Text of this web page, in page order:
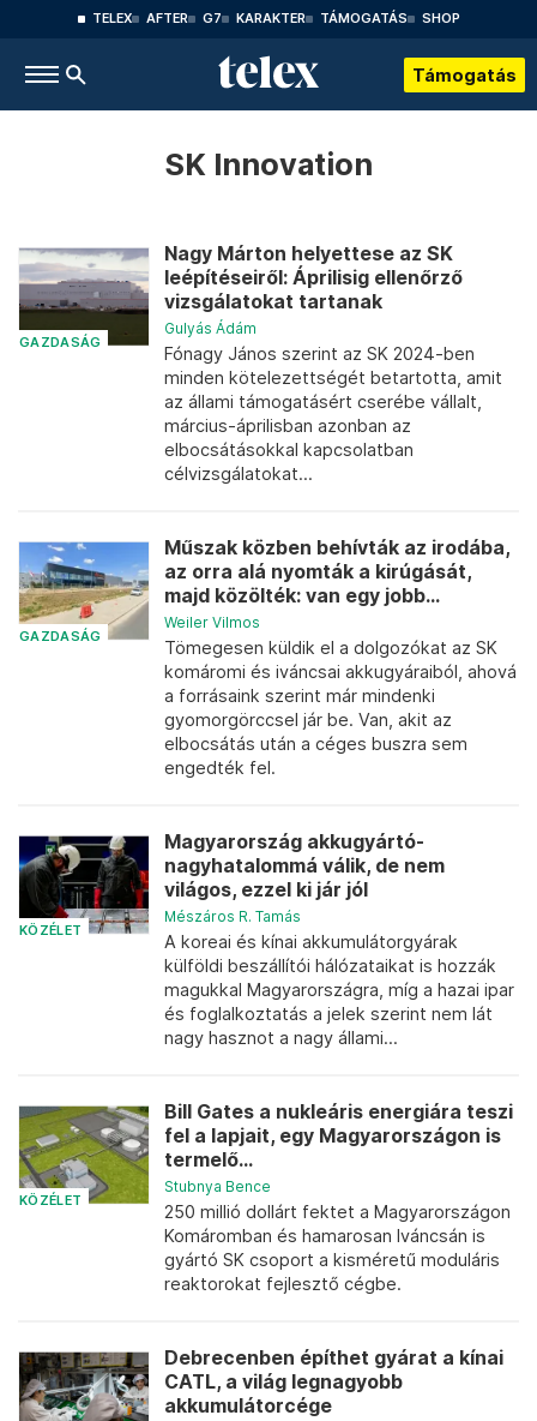
TELEX AFTER G7 KARAKTER TÁMOGATÁS SHOP
Támogatás
SK Innovation
GAZDASÁG
Nagy Márton helyettese az SK
leépítéseiről: Áprilisig ellenőrző
vizsgálatokat tartanak
Gulyás Ádám
Fónagy János szerint az SK 2024-ben
minden kötelezettségét betartotta, amit
az állami támogatásért cserébe vállalt,
március-áprilisban azonban az
elbocsátásokkal kapcsolatban
célvizsgálatokat...
GAZDASÁG
Műszak közben behívták az irodába,
az orra alá nyomták a kirúgását,
majd közölték: van egy jobb...
Weiler Vilmos
Tömegesen küldik el a dolgozókat az SK
komáromi és iváncsai akkugyáraiból, ahová
a forrásaink szerint már mindenki
gyomorgörccsel jár be. Van, akit az
elbocsátás után a céges buszra sem
engedték fel.
KÖZÉLET
Magyarország akkugyártó-
nagyhatalommá válik, de nem
világos, ezzel ki jár jól
Mészáros R. Tamás
A koreai és kínai akkumulátorgyárak
külföldi beszállítói hálózataikat is hozzák
magukkal Magyarországra, míg a hazai ipar
és foglalkoztatás a jelek szerint nem lát
nagy hasznot a nagy állami...
KÖZÉLET
Bill Gates a nukleáris energiára teszi
fel a lapjait, egy Magyarországon is
termelő...
Stubnya Bence
250 millió dollárt fektet a Magyarországon
Komáromban és hamarosan Iváncsán is
gyártó SK csoport a kisméretű moduláris
reaktorokat fejlesztő cégbe.
Debrecenben építhet gyárat a kínai
CATL, a világ legnagyobb
akkumulátorcége